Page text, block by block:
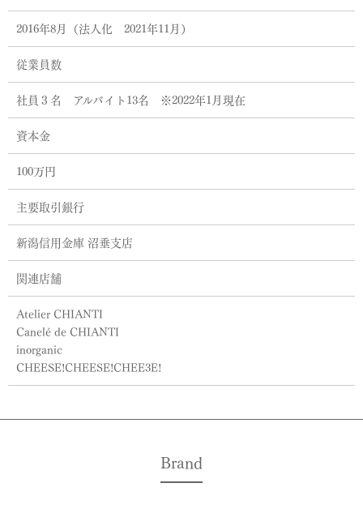
2016年8月（法人化 2021年11月）
従業員数
社員３名 アルバイト13名 ※2022年1月現在
資本金
100万円
主要取引銀行
新潟信用金庫 沼垂支店
関連店舗
Atelier CHIANTI
Canelé de CHIANTI
inorganic
CHEESE!CHEESE!CHEE3E!
Brand